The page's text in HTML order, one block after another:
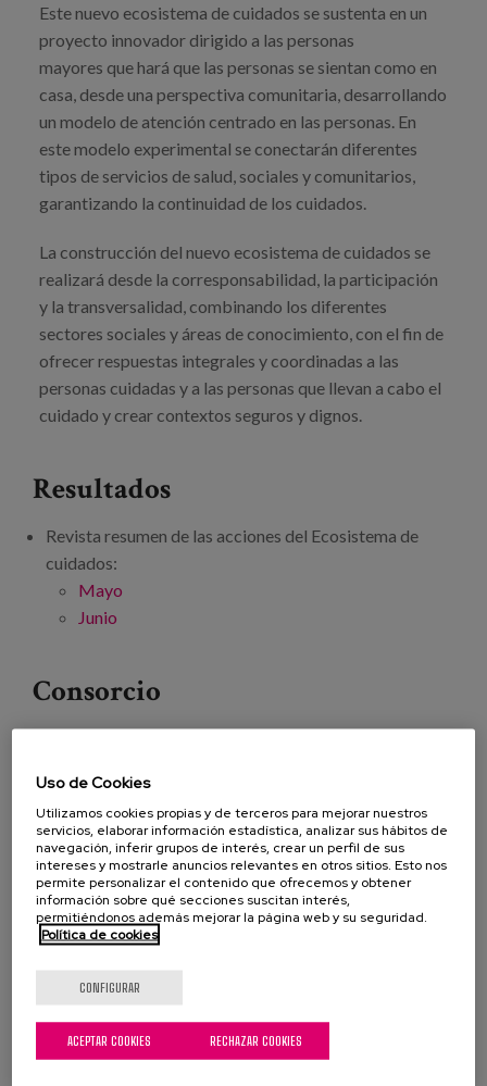
Este nuevo ecosistema de cuidados se sustenta en un
proyecto innovador dirigido a las personas
mayores que hará que las personas se sientan como en
casa, desde una perspectiva comunitaria, desarrollando
un modelo de atención centrado en las personas. En
este modelo experimental se conectarán diferentes
tipos de servicios de salud, sociales y comunitarios,
garantizando la continuidad de los cuidados.
La construcción del nuevo ecosistema de cuidados se
realizará desde la corresponsabilidad, la participación
y la transversalidad, combinando los diferentes
sectores sociales y áreas de conocimiento, con el fin de
ofrecer respuestas integrales y coordinadas a las
personas cuidadas y a las personas que llevan a cabo el
cuidado y crear contextos seguros y dignos.
Resultados
Revista resumen de las acciones del Ecosistema de
cuidados: ​
Mayo
Junio
Consorcio
AÑO
De2022hasta2026
ESTADO DEL PROYECTO
En curso
PROFESIONALES
Responsable de Redes
Comunitarias
Uso de Cookies
Utilizamos cookies propias y de terceros para mejorar nuestros
servicios, elaborar información estadística, analizar sus hábitos de
navegación, inferir grupos de interés, crear un perfil de sus
intereses y mostrarle anuncios relevantes en otros sitios. Esto nos
permite personalizar el contenido que ofrecemos y obtener
información sobre qué secciones suscitan interés,
permitiéndonos además mejorar la página web y su seguridad.
Política de cookies
CONFIGURAR
RECHAZAR COOKIES
ACEPTAR COOKIES